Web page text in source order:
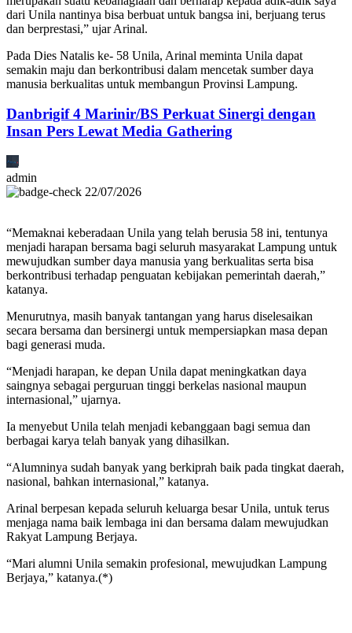
dari Unila nantinya bisa berbuat untuk bangsa ini, berjuang terus
dan berprestasi,” ujar Arinal.
Pada Dies Natalis ke- 58 Unila, Arinal meminta Unila dapat
semakin maju dan berkontribusi dalam mencetak sumber daya
manusia berkualitas untuk membangun Provinsi Lampung.
Danbrigif 4 Marinir/BS Perkuat Sinergi dengan
Insan Pers Lewat Media Gathering
admin
22/07/2026
“Memaknai keberadaan Unila yang telah berusia 58 ini, tentunya
menjadi harapan bersama bagi seluruh masyarakat Lampung untuk
mewujudkan sumber daya manusia yang berkualitas serta bisa
berkontribusi terhadap penguatan kebijakan pemerintah daerah,”
katanya.
Menurutnya, masih banyak tantangan yang harus diselesaikan
secara bersama dan bersinergi untuk mempersiapkan masa depan
bagi generasi muda.
“Menjadi harapan, ke depan Unila dapat meningkatkan daya
saingnya sebagai perguruan tinggi berkelas nasional maupun
internasional,” ujarnya.
Ia menyebut Unila telah menjadi kebanggaan bagi semua dan
berbagai karya telah banyak yang dihasilkan.
“Alumninya sudah banyak yang berkiprah baik pada tingkat daerah,
nasional, bahkan internasional,” katanya.
Arinal berpesan kepada seluruh keluarga besar Unila, untuk terus
menjaga nama baik lembaga ini dan bersama dalam mewujudkan
Rakyat Lampung Berjaya.
“Mari alumni Unila semakin profesional, mewujudkan Lampung
Berjaya,” katanya.(*)